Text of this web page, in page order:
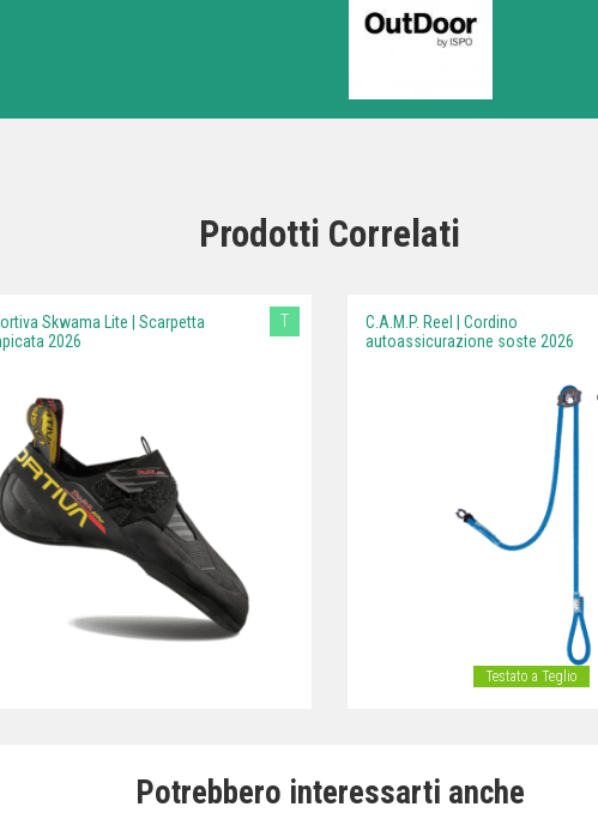
Prodotti Correlati
Skwama Lite | Scarpetta
2026
T
C.A.M.P. Reel | Cordino
autoassicurazione soste 2026
Testato a Teglio
Potrebbero interessarti anche